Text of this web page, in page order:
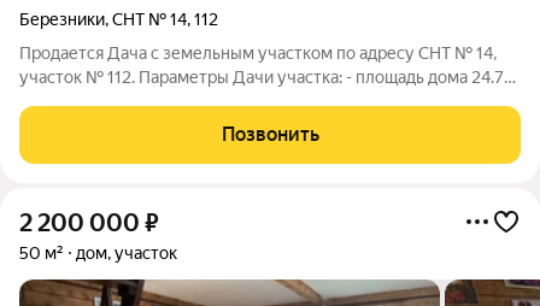
Березники,СНТ № 14,112
Продается Дача с земельным участком по адресу СНТ № 14,
участок № 112. Параметры Дачи участка: - площадь дома 24.7
- в доме печь - собственники жили круглый год - дом теплый -
дом из бруса
Позвонить
2 200 000 ₽
50 м² дом, участок